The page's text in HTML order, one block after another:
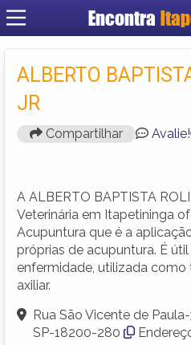
Encontra
ALBERTO
JR
Compartilhar Avalie!
A ALBERTO BAPTISTA
Veterinária em Itapetininga
Acupuntura que é a
próprias de acupuntura. É
enfermidade, utilizada
axiliar.
Rua São Vicente de
SP-18200-280